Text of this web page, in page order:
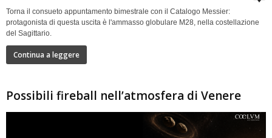
Torna il consueto appuntamento bimestrale con il Catalogo Messier:
protagonista di questa uscita è l'ammasso globulare M28, nella costellazione
del Sagittario.
Continua a leggere
Possibili fireball nell’atmosfera di Venere